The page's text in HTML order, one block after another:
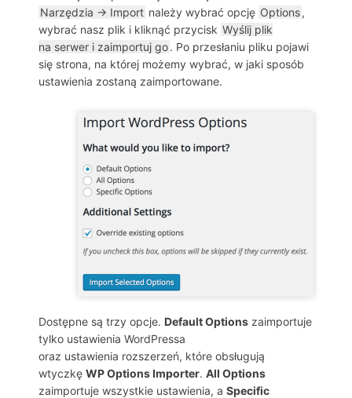
Narzędzia → Import należy wybrać opcję Options,
wybrać nasz plik i kliknąć przycisk Wyślij plik
na serwer i zaimportuj go. Po przesłaniu pliku pojawi
się strona, na której możemy wybrać, w jaki sposób
ustawienia zostaną zaimportowane.
Dostępne są trzy opcje. Default Options zaimportuje
tylko ustawienia WordPressa
oraz ustawienia rozszerzeń, które obsługują
wtyczkę WP Options Importer. All Options
zaimportuje wszystkie ustawienia, a Specific